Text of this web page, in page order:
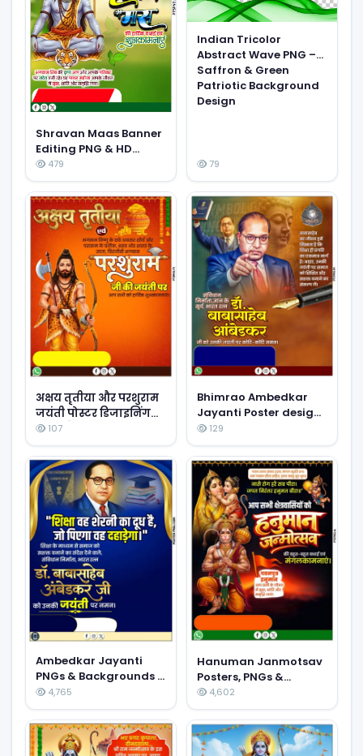
Shravan Maas Banner
Editing PNG & HD
Background Images –
Sawan Month Special
Editing Material
479
Indian Tricolor
Abstract Wave PNG –
Saffron & Green
Patriotic Background
Design
79
अक्षय तृतीया और परशुराम
जयंती पोस्टर डिजाइनिंग
PNG और Background
HD में डाउनलोड करें
107
Bhimrao Ambedkar
Jayanti Poster design
PNG Images & HD
Backgrounds
Download (2026)
129
Ambedkar Jayanti
PNGs & Backgrounds |
Free Download
4,765
Hanuman Janmotsav
Posters, PNGs &
Backgrounds | Free
Download
4,602